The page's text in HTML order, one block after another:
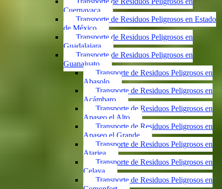
Cuernavaca
Transporte de Residuos Peligrosos en Estado
de México
Transporte de Residuos Peligrosos en
Guadalajara
Transporte de Residuos Peligrosos en
Guanajuato
Transporte de Residuos Peligrosos en
Abasolo
Transporte de Residuos Peligrosos en
Acámbaro
Transporte de Residuos Peligrosos en
Apaseo el Alto
Transporte de Residuos Peligrosos en
Apaseo el Grande
Transporte de Residuos Peligrosos en
Atarjea
Transporte de Residuos Peligrosos en
Celaya
Transporte de Residuos Peligrosos en